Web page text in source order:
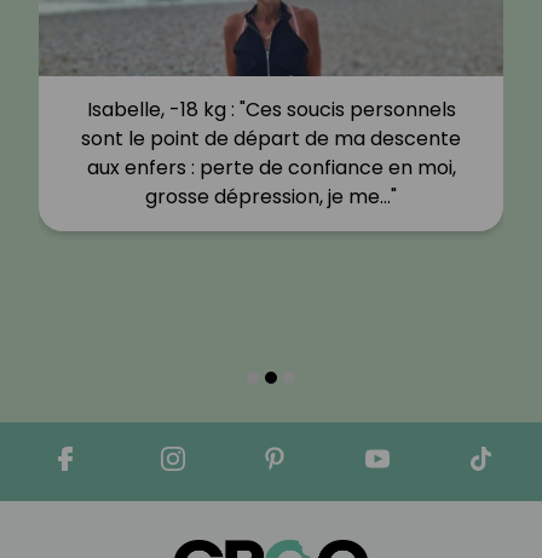
Isabelle, -18 kg : "Ces soucis personnels
sont le point de départ de ma descente
aux enfers : perte de confiance en moi,
grosse dépression, je me…"